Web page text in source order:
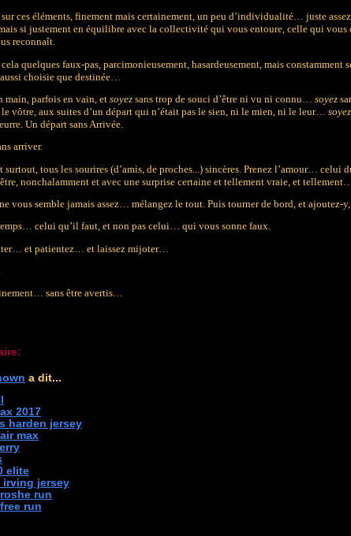
ces éléments, finement mais certainement, un peu d’individualité… juste
si justement en équilibre avec la collectivité qui vous entoure, celle qui
reconnaît.
quelques faux-pas, parcimonieusement, hasardeusement, mais constamment
choisie que destinée…
main, parfois en vain, et soyezsans trop de souci d’être ni vu ni connu… soyez
le vôtre, aux suites d’un départ qui n’était pas le sien, ni le mien, ni le leur… soyez
Un départ sans Arrivée.
arriver.
surtout, tous les sourires (d’amis, de proches...) sincères. Prenez l’amour…
nonchalamment et avec une surprise certaine et tellement vraie, et
vous semble jamais assez… mélangez le tout. Puis tourner de bord, et
celui qu’il faut, et non pas celui… qui vous sonne faux.
et patientez… et laissez mijoter…
sans être avertis…
a dit...
2017
harden jersey
max
elite
irving jersey
run
run